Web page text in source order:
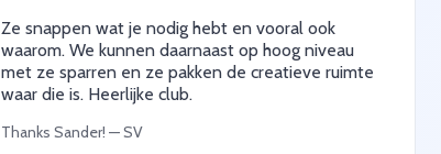
Ze snappen wat je nodig hebt en vooral ook
waarom. We kunnen daarnaast op hoog niveau
met ze sparren en ze pakken de creatieve ruimte
waar die is. Heerlijke club.
Thanks Sander! — SV